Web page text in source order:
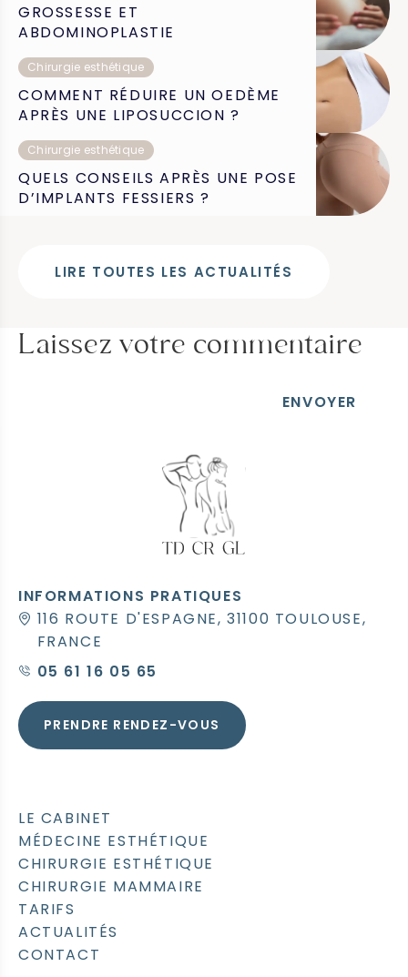
GROSSESSE ET
ABDOMINOPLASTIE
Chirurgie esthétique
COMMENT RÉDUIRE UN OEDÈME
APRÈS UNE LIPOSUCCION ?
Chirurgie esthétique
QUELS CONSEILS APRÈS UNE POSE
D’IMPLANTS FESSIERS ?
LIRE TOUTES LES ACTUALITÉS
Laissez votre commentaire
ENVOYER
INFORMATIONS PRATIQUES
116 ROUTE D'ESPAGNE, 31100 TOULOUSE,
FRANCE
05 61 16 05 65
LE CABINET
MÉDECINE ESTHÉTIQUE
CHIRURGIE ESTHÉTIQUE
CHIRURGIE MAMMAIRE
TARIFS
ACTUALITÉS
CONTACT
PRENDRE RENDEZ-VOUS